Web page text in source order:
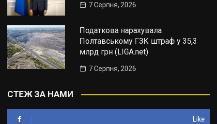
7 Серпня, 2026
Податкова нарахувала
Полтавському ГЗК штраф у 35,3
млрд грн (LIGA.net)
7 Серпня, 2026
СТЕЖ ЗА НАМИ
Like